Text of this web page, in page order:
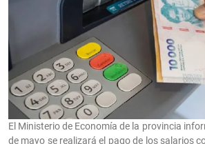
El Ministerio de Economía de la provincia
de mayo se realizará el pago de los salarios